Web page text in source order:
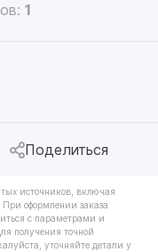
1
Поделиться
источников, включая
оформлении заказа
с параметрами и
получения точной
уточняйте детали у